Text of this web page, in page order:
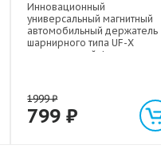
Инновационный
универсальный магнитный
автомобильный держатель
шарнирного типа UF-X
экстрасильной фиксации для
1999₽
799₽